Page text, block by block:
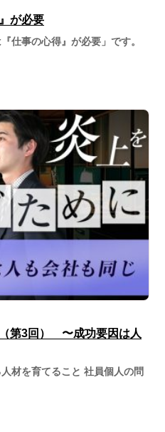
が必要
仕事の心得』が必要」です。
第3回） 〜成功要因は人
材を育てること 社員個人の問